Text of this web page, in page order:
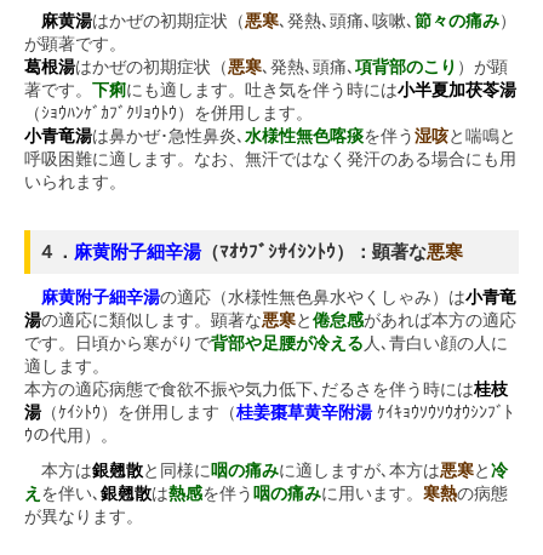
麻黄湯はかぜの初期症状（悪寒､発熱､頭痛､咳嗽､ 節々の痛み）
が顕著です。
葛根湯はかぜの初期症状（悪寒､発熱､頭痛､ 項背部のこり ）が顕
著です。 下痢にも適します。吐き気を伴う時には小半夏加茯苓湯
（ｼｮｳﾊﾝｹﾞｶﾌﾞｸﾘｮｳﾄｳ）を併用します。
小青竜湯は鼻かぜ･急性鼻炎､ 水様性無色喀痰を伴う 湿咳と喘鳴と
呼吸困難に適します。なお、無汗ではなく発汗のある場合にも用
いられます。
４． 麻黄附子細辛湯 （ﾏｵｳﾌﾞｼｻｲｼﾝﾄｳ）：顕著な悪寒
麻黄附子細辛湯の適応（水様性無色鼻水やくしゃみ）は小青竜
湯の適応に類似します。顕著な悪寒と 倦怠感があれば本方の適応
です。日頃から寒がりで背部や足腰が冷える 人､青白い顔の人に
適します。
本方の適応病態で食欲不振や気力低下､だるさを伴う時には桂枝
湯（ｹｲｼﾄｳ）を併用します（桂姜棗草黄辛附湯ｹｲｷｮｳｿｳｿｳｵｳｼﾝﾌﾞﾄ
ｳの代用）。
本方は銀翹散と同様に咽の痛みに適しますが､本方は悪寒と 冷
え を伴い､ 銀翹散は熱感を伴う 咽の痛みに用います。 寒熱の病態
が異なります。